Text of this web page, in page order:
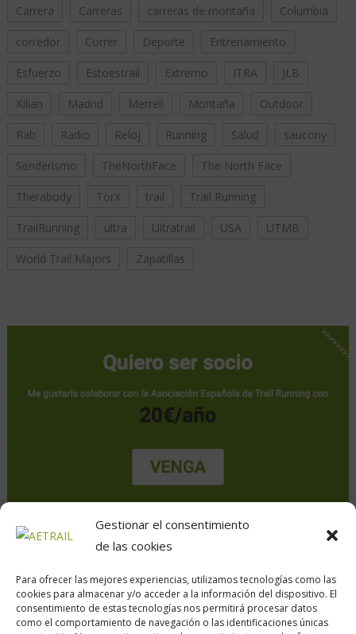
Gestionar el consentimiento
de las cookies
Para ofrecer las mejores experiencias, utilizamos tecnologías como las
cookies para almacenar y/o acceder a la información del dispositivo. El
consentimiento de estas tecnologías nos permitirá procesar datos
como el comportamiento de navegación o las identificaciones únicas
Carrera Carreras carreras de montaña Columbia
corredor Correr Deporte Entrenamiento
Esfuerzo Estoestrail Extremo ITRA JLB
Kilian Madrid Merrell Montaña Outdoor
Rab Radio Reloj Running Salud saucony
Senderismo TheNorthFace The North Face
Therabody TorX trail Trail Running
TrailRunning ultra Ultratrail USA UTMB
World Trail Majors Zapatillas